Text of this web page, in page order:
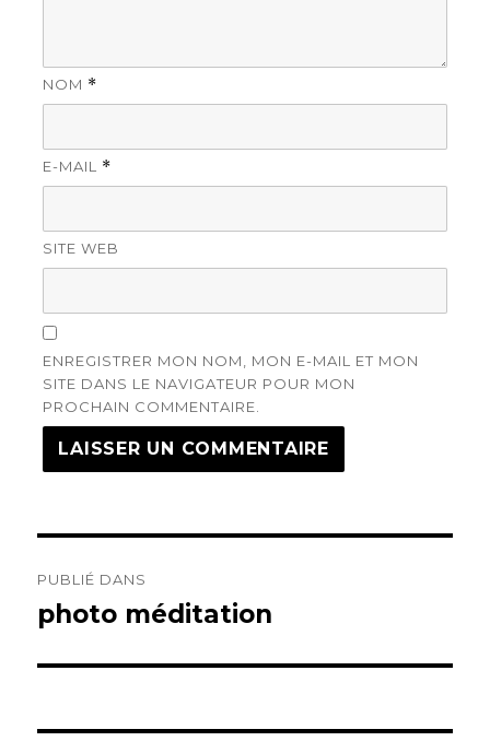
NOM *
E-MAIL *
SITE WEB
ENREGISTRER MON NOM, MON E-MAIL ET MON
SITE DANS LE NAVIGATEUR POUR MON
PROCHAIN COMMENTAIRE.
de
PUBLIÉ DANS
photo méditation